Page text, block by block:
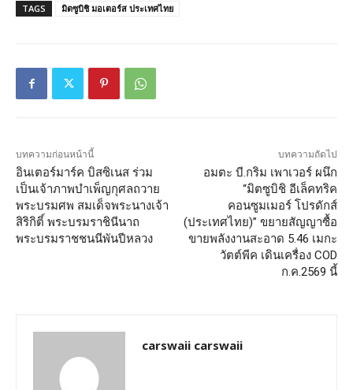
TAGS มิตซูบิชิ มอเตอร์ส ประเทศไทย
บทความก่อนหน้านี้
อินเตอร์มาร์ค บิสซิเนส ร่วม
เป็นเจ้าภาพบำเพ็ญกุศลถวาย
พระบรมศพ สมเด็จพระนางเจ้า
สิริกิติ์ พระบรมราชินีนาถ
พระบรมราชชนนีพันปีหลวง
บทความถัดไป
อมตะ บี.กริม เพาเวอร์ ผนึก
“มิตซูบิชิ อีเล็คทริค
คอนซูมเมอร์ โปรดักส์
(ประเทศไทย)” ขยายสัญญาซื้อ
ขายพลังงานสะอาด 5.46 เมกะ
วัตต์พีค เดินเครื่อง COD
ก.ค.2569 นี้
carswaii carswaii